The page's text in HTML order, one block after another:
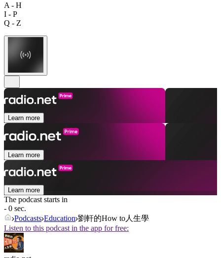
A - H
I - P
Q - Z
Learn more
Learn more
Learn more
The podcast starts in
- 0 sec.
Podcasts Education 劉軒的How to人生學
Listen to this podcast in the app for free: